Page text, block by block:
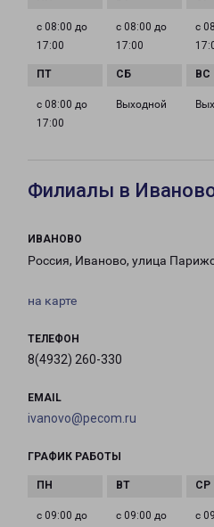
с 08:00 до
17:00
с 08:00 до
17:00
с
с 08:00 до
17:00
Выходной
Филиалы в
ИВАНОВО
Россия, Иваново, улица
на карте
ТЕЛЕФОН
8(4932) 260-330
EMAIL
ivanovo@pecom.ru
ГРАФИК РАБОТЫ
с 09:00 до с 09:00 до с